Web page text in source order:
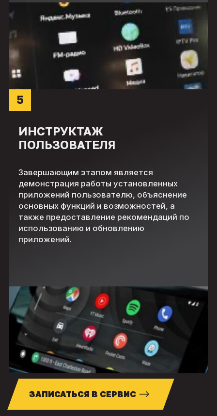
ИНСТРУКТАЖ
ПОЛЬЗОВАТЕЛЯ
Завершающим этапом является
демонстрация работы установленных
приложений пользователю, объяснение
основных функций и возможностей, а
также предоставление рекомендаций по
использованию и обновлению
приложений.
5
ЗАПИСАТЬСЯ В СЕРВИС